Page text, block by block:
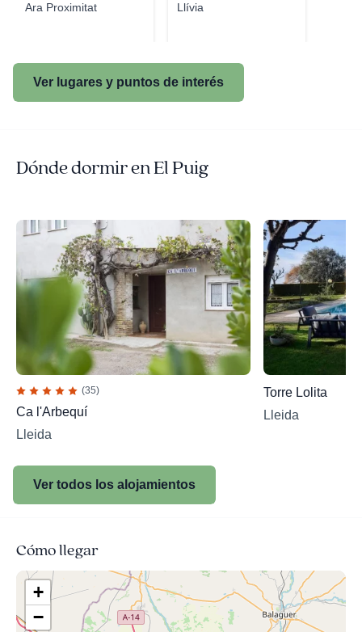
Ara Proximitat Llívia
Ver lugares y puntos de interés
Dónde dormir en El Puig
(35)
Ca l'Arbequí
Lleida
Torre Lolita
Lleida
Ver todos los alojamientos
Cómo llegar
+
−